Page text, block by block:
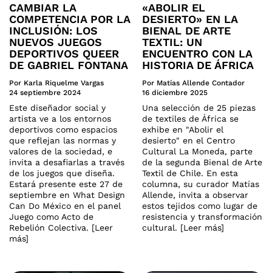
CAMBIAR LA
COMPETENCIA POR LA
INCLUSIÓN: LOS
NUEVOS JUEGOS
DEPORTIVOS QUEER
DE GABRIEL FONTANA
Por Karla Riquelme Vargas
24 septiembre 2024
Este diseñador social y
artista ve a los entornos
deportivos como espacios
que reflejan las normas y
valores de la sociedad, e
invita a desafiarlas a través
de los juegos que diseña.
Estará presente este 27 de
septiembre en What Design
Can Do México en el panel
Juego como Acto de
Rebelión Colectiva. [Leer
más]
«ABOLIR EL
DESIERTO» EN LA
BIENAL DE ARTE
TEXTIL: UN
ENCUENTRO CON LA
HISTORIA DE ÁFRICA
Por Matías Allende Contador
16 diciembre 2025
Una selección de 25 piezas
de textiles de África se
exhibe en "Abolir el
desierto" en el Centro
Cultural La Moneda, parte
de la segunda Bienal de Arte
Textil de Chile. En esta
columna, su curador Matías
Allende, invita a observar
estos tejidos como lugar de
resistencia y transformación
cultural. [Leer más]